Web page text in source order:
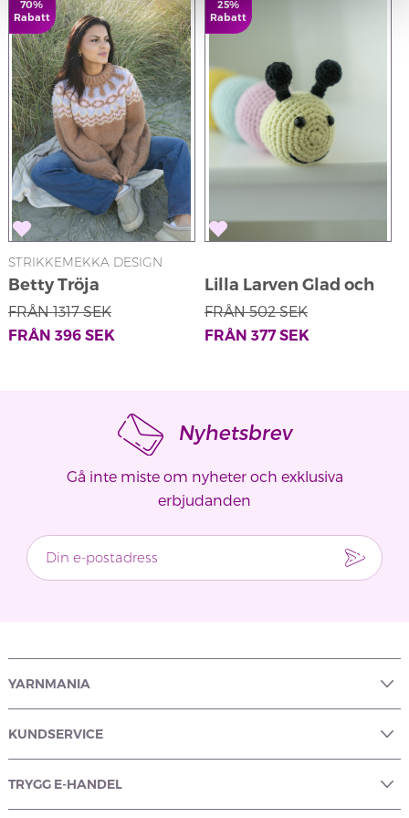
70%
Rabatt
STRIKKEMEKKA DESIGN
Betty Tröja
FRÅN 1317SEK
FRÅN 396SEK
25%
Rabatt
Lilla Larven Glad och
Mätt
FRÅN 502SEK
FRÅN 377SEK
Nyhetsbrev
Gå inte miste om nyheter och exklusiva
erbjudanden
YARNMANIA
KUNDSERVICE
TRYGG E-HANDEL